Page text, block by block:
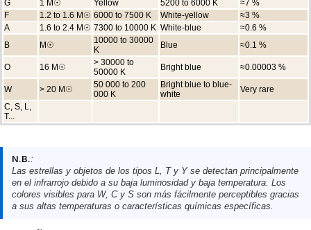
G
1 M☉ Yellow 5200 to 6000 K
≈7 %
F
1.2 to 1.6 M☉ 6000 to 7500 K White-yellow
≈3 %
A
1.6 to 2.4 M☉ 7300 to 10000 K White-blue
≈0.6 %
B
M☉
10000 to 30000
K
Blue ≈0.1 %
O 16 M☉
> 30000 to
50000 K
Bright blue ≈0.00003 %
W > 20 M☉
50 000 to 200
000 K
Bright blue to blue-
white
Very rare
C, S, L,
T...
N.B.:
Las estrellas y objetos de los tipos L, T y Y se detectan principalmente
en el infrarrojo debido a su baja luminosidad y baja temperatura. Los
colores visibles para W, C y S son más fácilmente perceptibles gracias
a sus altas temperaturas o características químicas específicas.